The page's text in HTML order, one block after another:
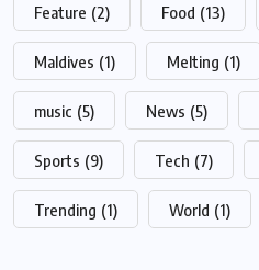
Feature (2) Food (13)
Maldives (1) Melting (1)
music (5) News (5)
Sports (9) Tech (7)
Trending (1) World (1)